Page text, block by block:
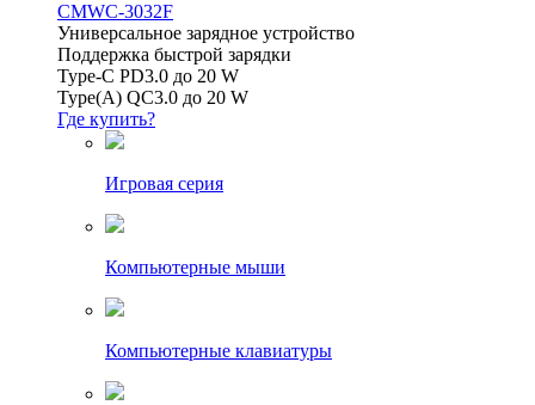
CMWC-3032F
Универсальное зарядное устройство
Поддержка быстрой зарядки
Type-C PD3.0 до 20 W
Type(A) QC3.0 до 20 W
Где купить?
Игровая серия
Компьютерные мыши
Компьютерные клавиатуры